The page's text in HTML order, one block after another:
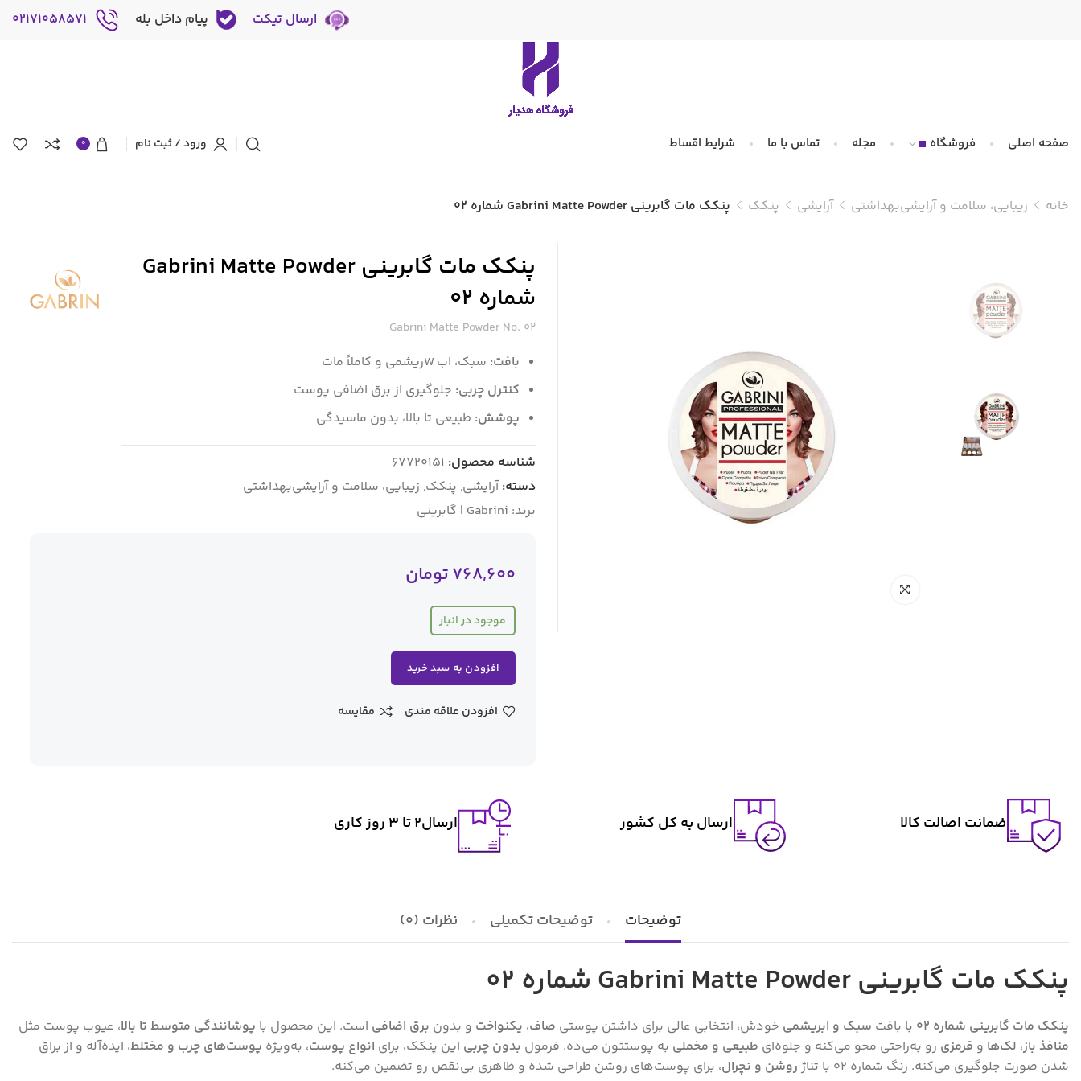
ارسال تیکت پیام داخل بله 02171058571
صفحه اصلی فروشگاه مجله تماس با ما شرایط اقساط ورود / ثبت نام 0
خانه زیبایی، سلامت و آرایشی‌بهداشتی آرایشی پنکک پنکک مات گابرینی Gabrini Matte Powder شماره 02
پنکک مات گابرینی Gabrini Matte Powder
شماره 02
Gabrini Matte Powder No. 02
بافت: سبک، اب Wریشمی و کاملاً مات
کنترل چربی: جلوگیری از برق اضافی پوست
پوشش: طبیعی تا بالا، بدون ماسیدگی
شناسه محصول: 67720151
دسته:آرایشی, پنکک, زیبایی، سلامت و آرایشی‌بهداشتی
برند: Gabrini | گابرینی
768,600تومان
موجود در انبار
افزودن به سبد خرید
افزودن علاقه مندی مقایسه
ضمانت اصالت کالا ارسال به کل کشور ارسال2 تا ۳ روز کاری
توضیحات توضیحات تکمیلی نظرات (0)
پنکک مات گابرینی Gabrini Matte Powder شماره 02
پنکک مات گابرینی شماره 02 با بافت سبک و ابریشمی خودش، انتخابی عالی برای داشتن پوستی صاف، یکنواخت و بدون برق اضافی است. این محصول با پوشانندگی متوسط تا بالا، عیوب پوست مثل
منافذ باز، لک‌ها و قرمزی رو به‌راحتی محو می‌کنه و جلوه‌ای طبیعی و مخملی به پوستتون می‌ده. فرمول بدون چربی این پنکک، برای انواع پوست، به‌ویژه پوست‌های چرب و مختلط، ایده‌آله و از براق
شدن صورت جلوگیری می‌کنه. رنگ شماره 02 با تناژ
روشن و نچرال، برای پوست‌های روشن طراحی شده و ظاهری بی‌نقص رو تضمین می‌کنه.